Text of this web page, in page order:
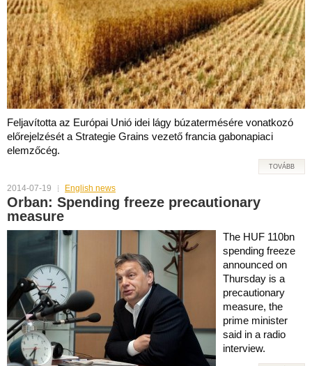
Feljavította az Európai Unió idei lágy búzatermésére vonatkozó
előrejelzését a Strategie Grains vezető francia gabonapiaci
elemzőcég.
TOVÁBB
2014-07-19 English news
Orban: Spending freeze precautionary
measure
The HUF 110bn
spending freeze
announced on
Thursday is a
precautionary
measure, the
prime minister
said in a radio
interview.